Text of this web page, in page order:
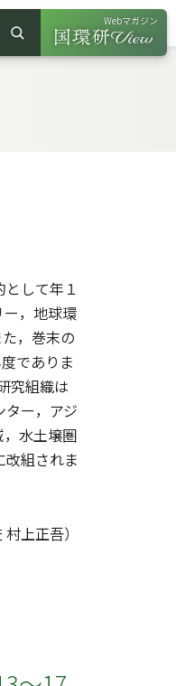
サイト内検索
検索
Webマガジン
（別ウインドウ
して年１
，地球環
，巻末の
でありま
究組織は
ー，アジ
水土壌圏
組されま
上正吾）